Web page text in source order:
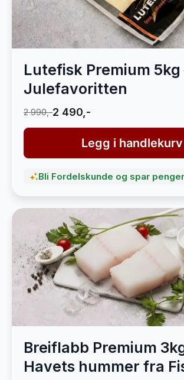
Lutefisk Premium 5kg
Julefavoritten
2 990,-2 490,-
Legg i handlekurv
Bli Fordelskunde og spar penger
Breiflabb Premium
Havets hummer fra